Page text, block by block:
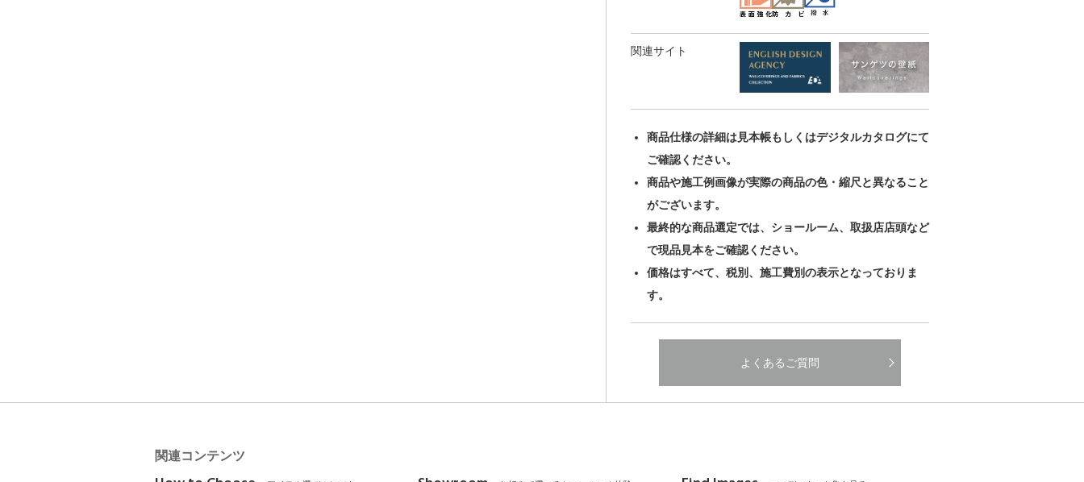
関連サイト
商品仕様の詳細は見本帳もしくはデジタルカタログにて
ご確認ください。
商品や施工例画像が実際の商品の色・縮尺と異なること
がございます。
最終的な商品選定では、ショールーム、取扱店店頭など
で現品見本をご確認ください。
価格はすべて、税別、施工費別の表示となっておりま
す。
よくあるご質問
関連コンテンツ